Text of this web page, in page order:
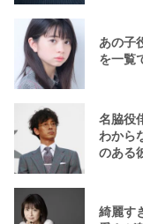
あの子
を一覧
名脇役
わから
のある
綺麗す